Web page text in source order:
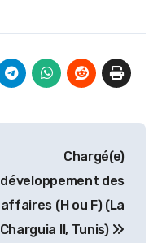
Chargé(e)
développement des
affaires (H ou F) (La
Charguia II, Tunis)